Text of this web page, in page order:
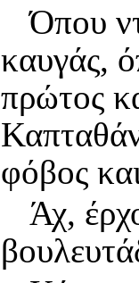
Όπου
καυγάς,
πρώτος
φόβος
Άχ,